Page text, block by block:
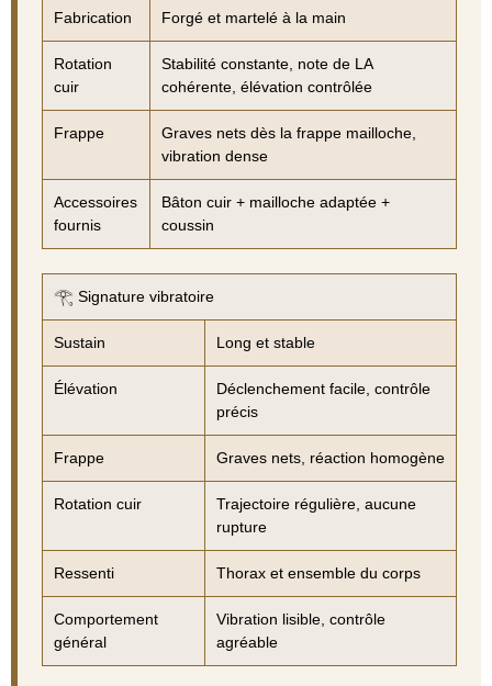
Fabrication Forgé et martelé à la main
Rotation
cuir
Stabilité constante, note de LA
cohérente, élévation contrôlée
Frappe
Graves nets dès la frappe mailloche,
vibration dense
Accessoires
fournis
Bâton cuir + mailloche adaptée +
coussin
𓂀 Signature vibratoire
Sustain Long et stable
Élévation
Déclenchement facile, contrôle
précis
Frappe Graves nets, réaction homogène
Rotation cuir
Trajectoire régulière, aucune
rupture
Ressenti Thorax et ensemble du corps
Comportement
général
Vibration lisible, contrôle
agréable